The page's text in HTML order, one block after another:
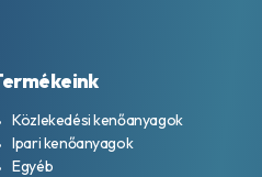
Közlekedési kenőanyagok
Ipari kenőanyagok
Egyéb